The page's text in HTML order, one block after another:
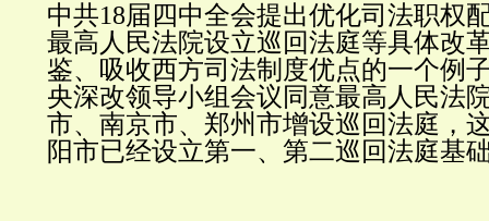
中共18届四中全会提出优化司法职权
最高人民法院设立巡回法庭等具体改
鉴、吸收西方司法制度优点的一个例
央深改领导小组会议同意最高人民法
市、南京市、郑州市增设巡回法庭，
阳市已经设立第一、第二巡回法庭基